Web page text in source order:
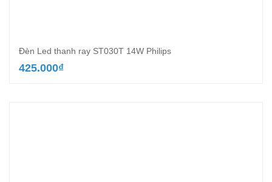
Đèn Led thanh ray ST030T 14W Philips
425.000₫